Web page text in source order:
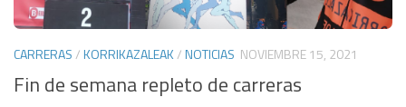
CARRERAS/KORRIKAZALEAK/NOTICIAS NOVIEMBRE 15, 2021
Fin de semana repleto de carreras